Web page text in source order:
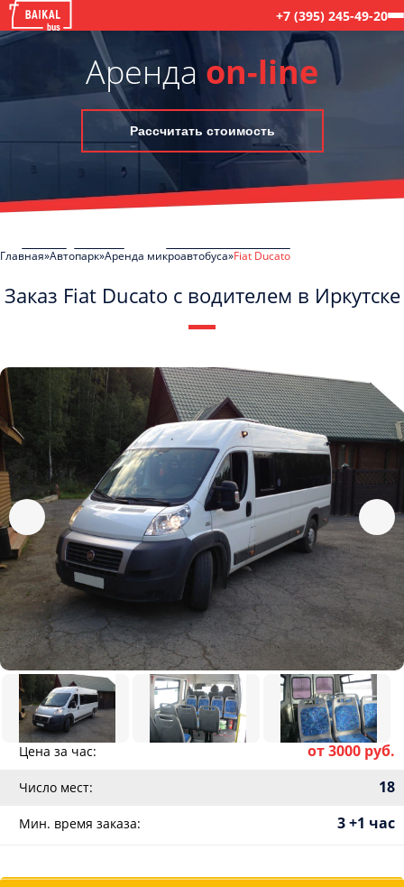
+7 (395) 245-49-20
Аренда on-line
Рассчитать стоимость
Главная Автопарк Аренда микроавтобуса Fiat Ducato
Заказ Fiat Ducato с водителем в Иркутске
Цена за час: от 3000 руб.
Число мест: 18
Мин. время заказа: 3 +1 час
обработку моих Персональных данных